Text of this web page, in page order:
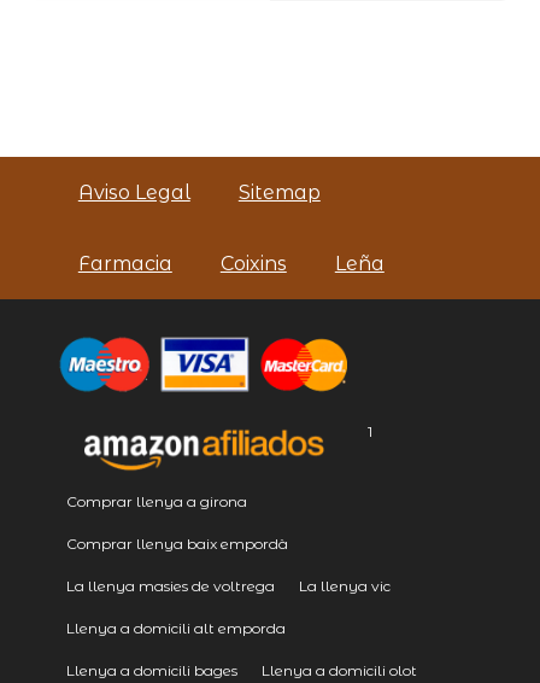
Aviso Legal Sitemap
Farmacia Coixins Leña
1
Comprar llenya a girona
Comprar llenya baix empordà
La llenya masies de voltrega La llenya vic
Llenya a domicili alt emporda
Llenya a domicili bages Llenya a domicili olot